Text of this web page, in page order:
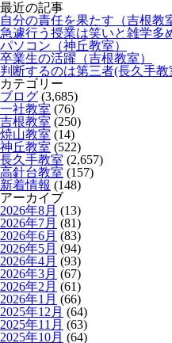
最近の記事
自分の責任を果たす（吉根教
急遽行う授業は笑いと雑学多
パソコン（神丘教室）
卒業生の活躍（吉根教室）
判断するのは第三者(長久手教
カテゴリー
ブログ (3,685)
一社教室 (76)
吉根教室 (250)
焼山教室 (14)
神丘教室 (522)
長久手教室 (2,657)
高針台教室 (157)
新着情報 (148)
アーカイブ
2026年8月 (13)
2026年7月 (81)
2026年6月 (83)
2026年5月 (94)
2026年4月 (93)
2026年3月 (67)
2026年2月 (61)
2026年1月 (66)
2025年12月 (64)
2025年11月 (63)
2025年10月 (64)